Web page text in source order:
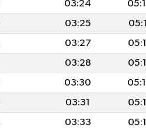
03:24
03:25
03:27
03:28
03:30
03:31
03:33